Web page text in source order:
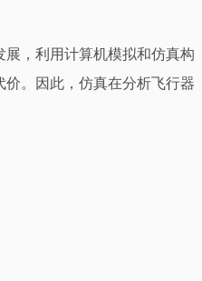
，利用计算机模拟和仿真构
。因此，仿真在分析飞行器